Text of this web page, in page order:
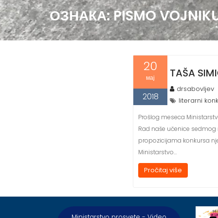
ОЗНАКА:PISMO
20
мај
2018
TAŠA
drsabovljev
literarni
Prošlog meseca
Rad naše učenice
propozicijama konkursa
Ministarstvo…
Pročitaj više